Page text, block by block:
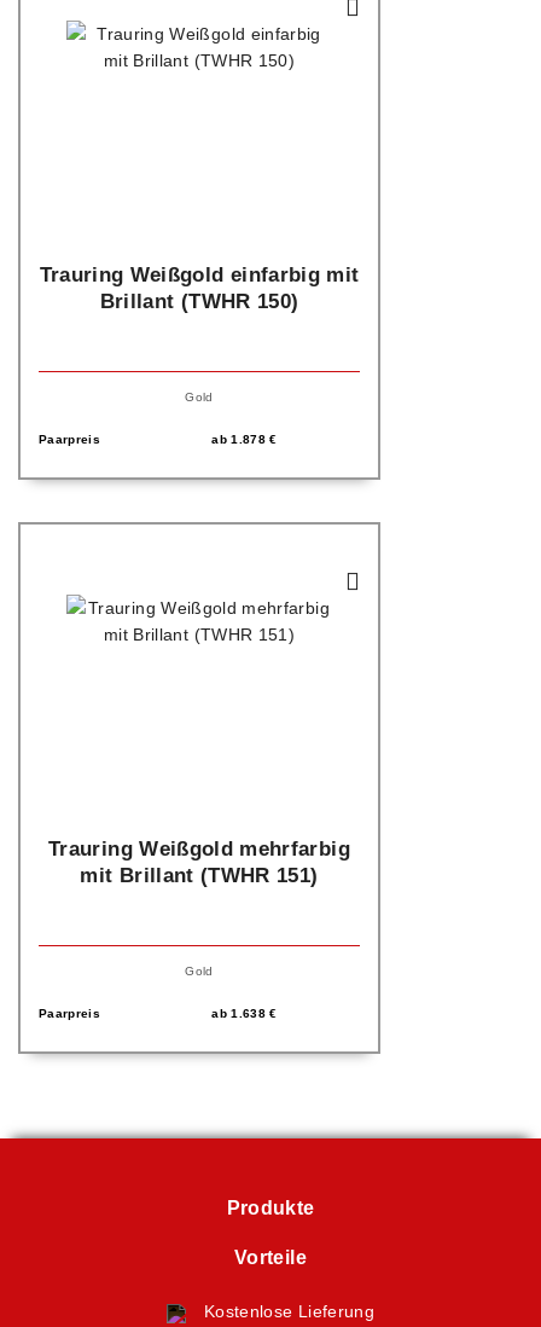
Trauring Weißgold einfarbig mit
Brillant (TWHR 150)
Gold
Paarpreis ab1.878€
Trauring Weißgold mehrfarbig
mit Brillant (TWHR 151)
Gold
Paarpreis ab1.638€
Produkte
Vorteile
Kostenlose Lieferung